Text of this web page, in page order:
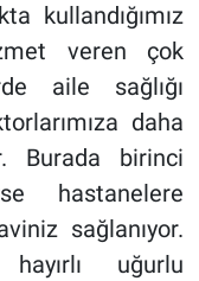
kullandığımız
veren çok
aile sağlığı
daha
Burada birinci
hastanelere
sağlanıyor.
hayırlı uğurlu